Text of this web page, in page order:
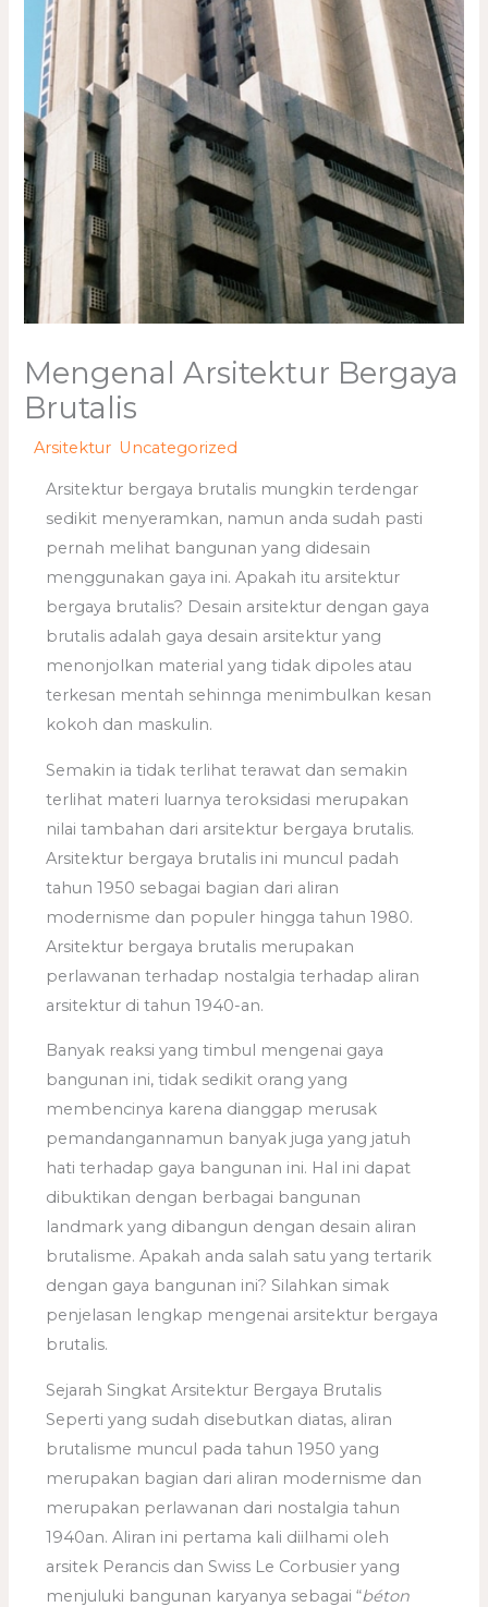
Mengenal Arsitektur Bergaya
Brutalis
/Arsitektur Uncategorized
Arsitektur bergaya brutalis mungkin terdengar
sedikit menyeramkan, namun anda sudah pasti
pernah melihat bangunan yang didesain
menggunakan gaya ini. Apakah itu arsitektur
bergaya brutalis? Desain arsitektur dengan gaya
brutalis adalah gaya desain arsitektur yang
menonjolkan material yang tidak dipoles atau
terkesan mentah sehinnga menimbulkan kesan
kokoh dan maskulin.
Semakin ia tidak terlihat terawat dan semakin
terlihat materi luarnya teroksidasi merupakan
nilai tambahan dari arsitektur bergaya brutalis.
Arsitektur bergaya brutalis ini muncul padah
tahun 1950 sebagai bagian dari aliran
modernisme dan populer hingga tahun 1980.
Arsitektur bergaya brutalis merupakan
perlawanan terhadap nostalgia terhadap aliran
arsitektur di tahun 1940-an.
Banyak reaksi yang timbul mengenai gaya
bangunan ini, tidak sedikit orang yang
membencinya karena dianggap merusak
pemandangannamun banyak juga yang jatuh
hati terhadap gaya bangunan ini. Hal ini dapat
dibuktikan dengan berbagai bangunan
landmark yang dibangun dengan desain aliran
brutalisme. Apakah anda salah satu yang tertarik
dengan gaya bangunan ini? Silahkan simak
penjelasan lengkap mengenai arsitektur bergaya
brutalis.
Sejarah Singkat Arsitektur Bergaya Brutalis
Seperti yang sudah disebutkan diatas, aliran
brutalisme muncul pada tahun 1950 yang
merupakan bagian dari aliran modernisme dan
merupakan perlawanan dari nostalgia tahun
1940an. Aliran ini pertama kali diilhami oleh
arsitek Perancis dan Swiss Le Corbusier yang
menjuluki bangunan karyanya sebagai “béton